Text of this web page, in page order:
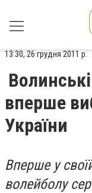
13:30, 26 грудня 2011 р.
вперше
України
Вперше у
волейболу